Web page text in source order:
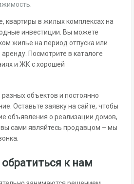
квартиры в жилых комплексах на
инвестиции. Вы можете
жилье на период отпуска или
Посмотрите в каталоге
и ЖК с хорошей
объектов и постоянно
Оставьте заявку на сайте, чтобы
объявления о реализации домов,
вы сами являйтесь продавцом – мы
к нам